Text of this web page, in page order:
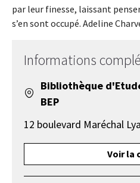
par leur finesse, laissant
s’en sont occupé. Adeline
Informations
Bibliothèque
BEP
12 boulevard Maréchal
Voir la